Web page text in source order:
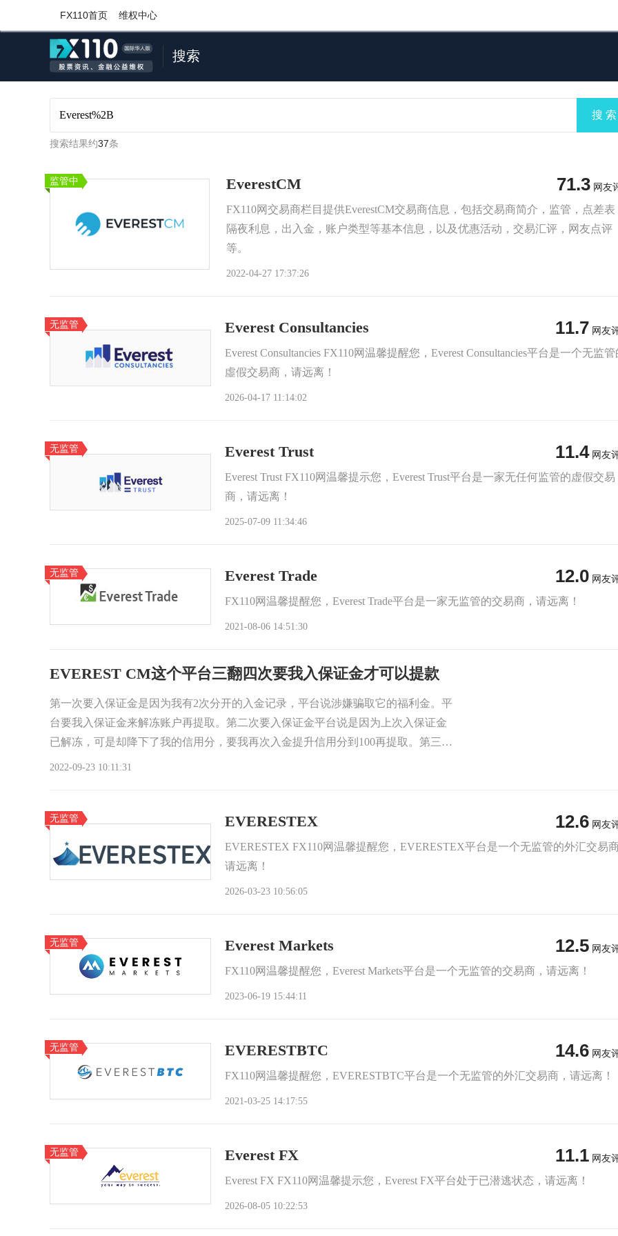
FX110首页 维权中心
搜索
搜 索
搜索结果约37条
监管中 EverestCM 71.3 网友
FX110网交易商栏目提供EverestCM交易商信息，包括交易商简介，监管，点差表
隔夜利息，出入金，账户类型等基本信息，以及优惠活动，交易汇评，网友点评
等。
2022-04-27 17:37:26
无监管 Everest Consultancies 11.7 网友
Everest Consultancies FX110网温馨提醒您，Everest Consultancies平台是一个无监管
虛假交易商，请远离！
2026-04-17 11:14:02
无监管 Everest Trust 11.4 网友
Everest Trust FX110网温馨提示您，Everest Trust平台是一家无任何监管的虚假交易
商，请远离！
2025-07-09 11:34:46
无监管 Everest Trade 12.0 网友
FX110网温馨提醒您，Everest Trade平台是一家无监管的交易商，请远离！
2021-08-06 14:51:30
EVEREST CM这个平台三翻四次要我入保证金才可以提款
第一次要入保证金是因为我有2次分开的入金记录，平台说涉嫌骗取它的福利金。平
台要我入保证金来解冻账户再提取。第二次要入保证金平台说是因为上次入保证金
已解冻，可是却降下了我的信用分，要我再次入金提升信用分到100再提取。第三次
要入保证金平台说因
2022-09-23 10:11:31
无监管 EVERESTEX 12.6 网友
EVERESTEX FX110网温馨提醒您，EVERESTEX平台是一个无监管的外汇交易商
请远离！
2026-03-23 10:56:05
无监管 Everest Markets 12.5 网友
FX110网温馨提醒您，Everest Markets平台是一个无监管的交易商，请远离！
2023-06-19 15:44:11
无监管 EVERESTBTC 14.6 网友
FX110网温馨提醒您，EVERESTBTC平台是一个无监管的外汇交易商，请远离！
2021-03-25 14:17:55
无监管 Everest FX 11.1 网友
Everest FX FX110网温馨提示您，Everest FX平台处于已潜逃状态，请远离！
2026-08-05 10:22:53